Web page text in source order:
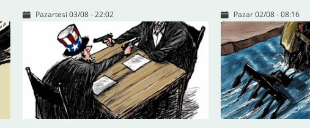
Pazartesi 03/08 - 22:02
Pazar 02/08 - 08:16